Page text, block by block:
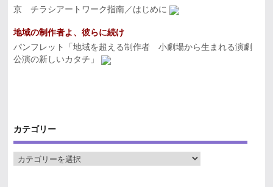
京 チラシアートワーク指南／はじめに
地域の制作者よ、彼らに続け
パンフレット「地域を超える制作者 小劇場から生まれる演劇
公演の新しいカタチ」
カテゴリー